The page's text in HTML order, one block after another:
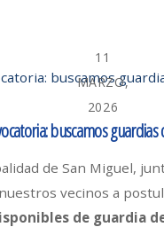
11
MARZO,
2026
buscamos
de San Miguel,
vecinos a
de guardia